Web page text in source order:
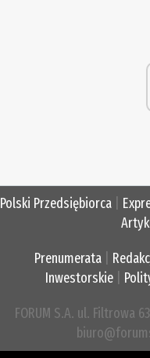
Polski Przedsiębiorca
Prenumerata
Inwestorskie|
FORUM S.A. ul. Filtrowa